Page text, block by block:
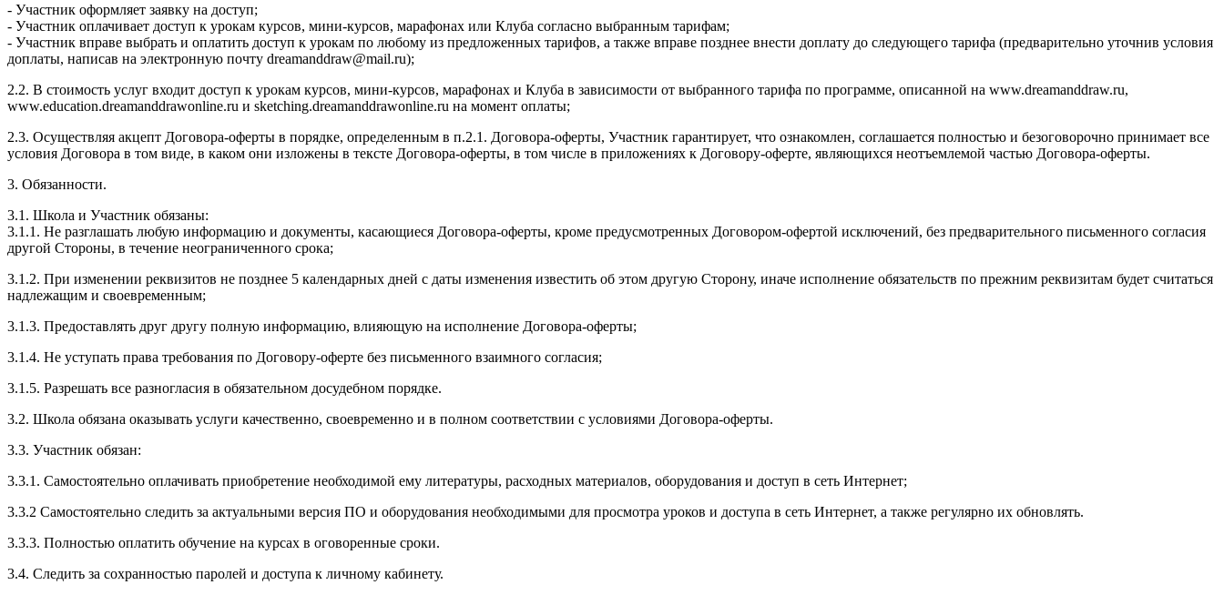
- Участник оформляет заявку на доступ;
- Участник оплачивает доступ к урокам курсов, мини-курсов, марафонах или Клуба согласно выбранным тарифам;
- Участник вправе выбрать и оплатить доступ к урокам по любому из предложенных тарифов, а также вправе позднее внести доплату до следующего тарифа (предварительно уточнив условия
доплаты, написав на электронную почту dreamanddraw@mail.ru);
2.2. В стоимость услуг входит доступ к урокам курсов, мини-курсов, марафонах и Клуба в зависимости от выбранного тарифа по программе, описанной на www.dreamanddraw.ru,
www.education.dreamanddrawonline.ru и sketching.dreamanddrawonline.ru на момент оплаты;
2.3. Осуществляя акцепт Договора-оферты в порядке, определенным в п.2.1. Договора-оферты, Участник гарантирует, что ознакомлен, соглашается полностью и безоговорочно принимает все
условия Договора в том виде, в каком они изложены в тексте Договора-оферты, в том числе в приложениях к Договору-оферте, являющихся неотъемлемой частью Договора-оферты.
3. Обязанности.
3.1. Школа и Участник обязаны:
3.1.1. Не разглашать любую информацию и документы, касающиеся Договора-оферты, кроме предусмотренных Договором-офертой исключений, без предварительного письменного согласия
другой Стороны, в течение неограниченного срока;
3.1.2. При изменении реквизитов не позднее 5 календарных дней с даты изменения известить об этом другую Сторону, иначе исполнение обязательств по прежним реквизитам будет считаться
надлежащим и своевременным;
3.1.3. Предоставлять друг другу полную информацию, влияющую на исполнение Договора-оферты;
3.1.4. Не уступать права требования по Договору-оферте без письменного взаимного согласия;
3.1.5. Разрешать все разногласия в обязательном досудебном порядке.
3.2. Школа обязана оказывать услуги качественно, своевременно и в полном соответствии с условиями Договора-оферты.
3.3. Участник обязан:
3.3.1. Cамостоятельно оплачивать приобретение необходимой ему литературы, расходных материалов, оборудования и доступ в сеть Интернет;
3.3.2 Самостоятельно следить за актуальными версия ПО и оборудования необходимыми для просмотра уроков и доступа в сеть Интернет, а также регулярно их обновлять.
3.3.3. Полностью оплатить обучение на курсах в оговоренные сроки.
3.4. Следить за сохранностью паролей и доступа к личному кабинету.